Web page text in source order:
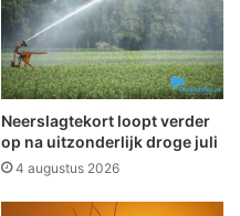
Neerslagtekort loopt verder
op na uitzonderlijk droge juli
4 augustus 2026